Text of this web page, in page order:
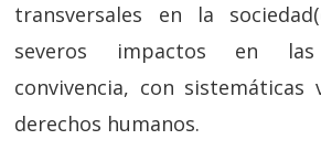
transversales en la
severos impactos en
convivencia, con sistemáticas
derechos humanos.